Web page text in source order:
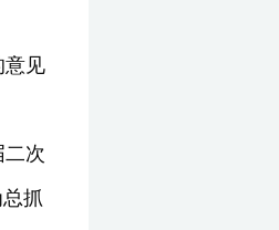
意见
次
抓